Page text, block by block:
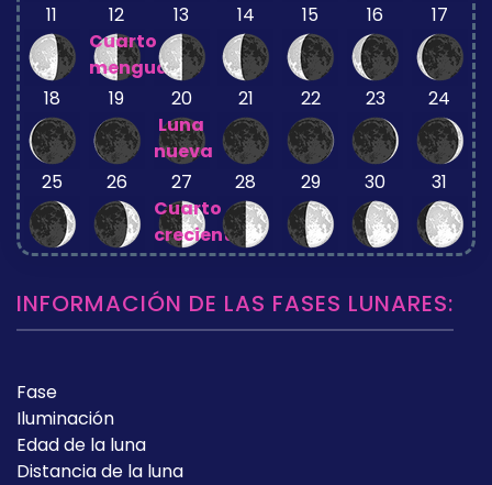
11
12
Cuarto
menguante
13 14 15 16 17
18 19
20
Luna
nueva
21 22 23 24
25 26
27
Cuarto
creciente
28 29 30 31
INFORMACIÓN DE LAS FASES LUNARES:
Fase
Iluminación
Edad de la luna
Distancia de la luna